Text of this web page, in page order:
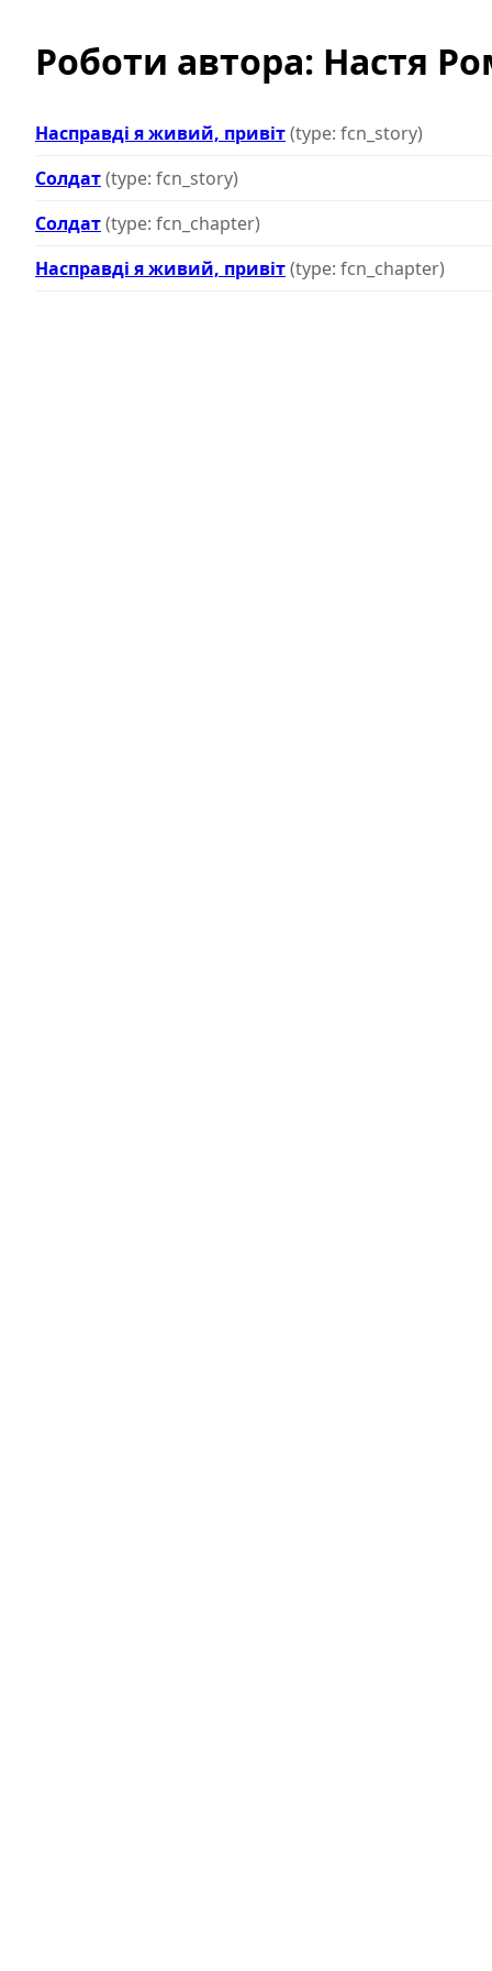
Роботи автора: Настя
Насправді я живий, привіт(type: fcn_story)
Солдат(type: fcn_story)
Солдат(type: fcn_chapter)
Насправді я живий, привіт(type: fcn_chapter)